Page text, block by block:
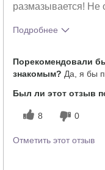
размазывается! Не
Подробнее
продукта?
Как отличается
этого продукта от
Порекомендовали
знакомым? Да, я бы
Был ли этот отзыв
8 0
Отметить этот отзыв